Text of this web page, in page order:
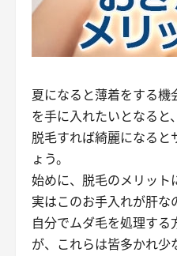
夏になると薄着をする
を手に入れたいとなると
脱毛すれば綺麗になると
ょう。
始めに、 脱毛のメリット
実はこのお手入れが肝な
自分でムダ毛を処理する
が、これらは皆多かれ少